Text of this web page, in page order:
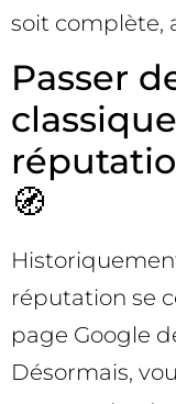
soit complète,
Passer
🧭
réputation se
page Google
Désormais,